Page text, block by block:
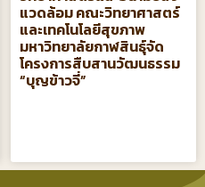
แวดล้อม คณะวิทยาศาสตร์
และเทคโนโลยีสุขภาพ
มหาวิทยาลัยกาฬสินธุ์จัด
โครงการสืบสานวัฒนธรรม
“บุญข้าวจี่”